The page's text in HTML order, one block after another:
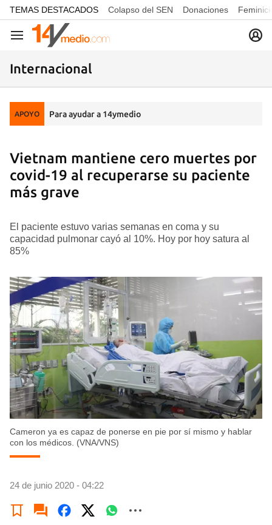
common.go-to-content
TEMAS DESTACADOS Colapso del SEN Donaciones
Navegación
Internacional
APOYO Para ayudar a 14ymedio
Vietnam mantiene cero muertes por
covid-19 al recuperarse su paciente
más grave
El paciente estuvo varias semanas en coma y su
capacidad pulmonar cayó al 10%. Hoy por hoy satura al
85%
Cameron ya es capaz de ponerse en pie por sí mismo y hablar
con los médicos. (VNA/VNS)
24 de junio 2020 - 04:22